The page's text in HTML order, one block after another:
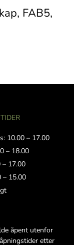
FAB5,
10.00 – 17.00
– 18.00
– 17.00
– 15.00
åpent utenfor
etter